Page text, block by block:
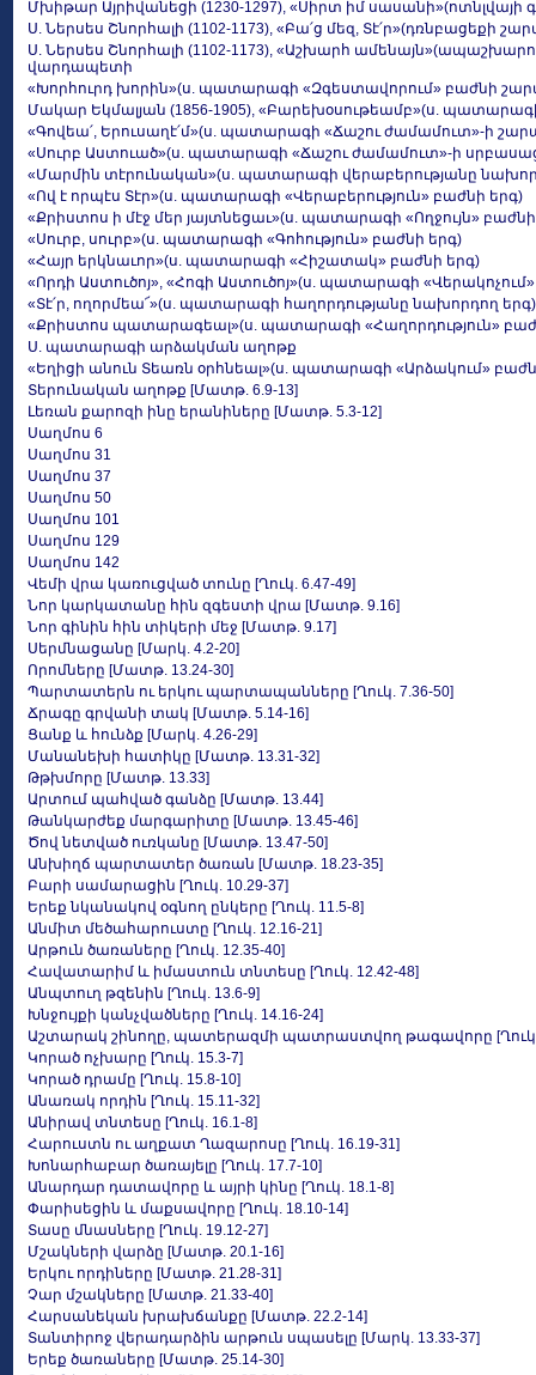
Մխիթար Այրիվանեցի (1230-1297), «Սիրտ իմ սասանի»(ոտնլվայի
Ս. Ներսես Շնորհալի (1102-1173), «Բա՛ց մեզ, Տէ՛ր»(դռնբացեքի
Ս. Ներսես Շնորհալի (1102-1173), «Աշխարհ
վարդապետի
«Խորհուրդ խորին»(ս. պատարագի «Զգեստավորում» բաժնի
Մակար Եկմալյան (1856-1905), «Բարեխօսութեամբ»(ս.
«Գովեա՛, Երուսաղէ՛մ»(ս. պատարագի «Ճաշու ժամամուտ»-ի
«Սուրբ Աստուած»(ս. պատարագի «Ճաշու ժամամուտ»-ի
«Մարմին տէրունական»(ս. պատարագի վերաբերությանը
«Ով է որպէս Տէր»(ս. պատարագի «Վերաբերություն» բաժնի երգ)
«Քրիստոս ի մէջ մեր յայտնեցաւ»(ս. պատարագի «Ողջույն»
«Սուրբ, սուրբ»(ս. պատարագի «Գոհություն» բաժնի երգ)
«Հայր երկնաւոր»(ս. պատարագի «Հիշատակ» բաժնի երգ)
«Որդի Աստուծոյ», «Հոգի Աստուծոյ»(ս. պատարագի
«Տէ՛ր, ողորմեա՜»(ս. պատարագի հաղորդությանը նախորդող երգ)
«Քրիստոս պատարագեալ»(ս. պատարագի «Հաղորդություն»
Ս. պատարագի արձակման աղոթք
«Եղիցի անուն Տեառն օրհնեալ»(ս. պատարագի «Արձակում»
Տերունական աղոթք [Մատթ. 6.9-13]
Լեռան քարոզի ինը երանիները [Մատթ. 5.3-12]
Սաղմոս 6
Սաղմոս 31
Սաղմոս 37
Սաղմոս 50
Սաղմոս 101
Սաղմոս 129
Սաղմոս 142
Վեմի վրա կառուցված տունը [Ղուկ. 6.47-49]
Նոր կարկատանը հին զգեստի վրա [Մատթ. 9.16]
Նոր գինին հին տիկերի մեջ [Մատթ. 9.17]
Սերմնացանը [Մարկ. 4.2-20]
Որոմները [Մատթ. 13.24-30]
Պարտատերն ու երկու պարտապանները [Ղուկ. 7.36-50]
Ճրագը գրվանի տակ [Մատթ. 5.14-16]
Ցանք և հունձք [Մարկ. 4.26-29]
Մանանեխի հատիկը [Մատթ. 13.31-32]
Թթխմորը [Մատթ. 13.33]
Արտում պահված գանձը [Մատթ. 13.44]
Թանկարժեք մարգարիտը [Մատթ. 13.45-46]
Ծով նետված ուռկանը [Մատթ. 13.47-50]
Անխիղճ պարտատեր ծառան [Մատթ. 18.23-35]
Բարի սամարացին [Ղուկ. 10.29-37]
Երեք նկանակով օգնող ընկերը [Ղուկ. 11.5-8]
Անմիտ մեծահարուստը [Ղուկ. 12.16-21]
Արթուն ծառաները [Ղուկ. 12.35-40]
Հավատարիմ և իմաստուն տնտեսը [Ղուկ. 12.42-48]
Անպտուղ թզենին [Ղուկ. 13.6-9]
Խնջույքի կանչվածները [Ղուկ. 14.16-24]
Աշտարակ շինողը, պատերազմի պատրաստվող թագավորը [Ղուկ.
Կորած ոչխարը [Ղուկ. 15.3-7]
Կորած դրամը [Ղուկ. 15.8-10]
Անառակ որդին [Ղուկ. 15.11-32]
Անիրավ տնտեսը [Ղուկ. 16.1-8]
Հարուստն ու աղքատ Ղազարոսը [Ղուկ. 16.19-31]
Խոնարհաբար ծառայելը [Ղուկ. 17.7-10]
Անարդար դատավորը և այրի կինը [Ղուկ. 18.1-8]
Փարիսեցին և մաքսավորը [Ղուկ. 18.10-14]
Տասը մնասները [Ղուկ. 19.12-27]
Մշակների վարձը [Մատթ. 20.1-16]
Երկու որդիները [Մատթ. 21.28-31]
Չար մշակները [Մատթ. 21.33-40]
Հարսանեկան խրախճանքը [Մատթ. 22.2-14]
Տանտիրոջ վերադարձին արթուն սպասելը [Մարկ. 13.33-37]
Երեք ծառաները [Մատթ. 25.14-30]